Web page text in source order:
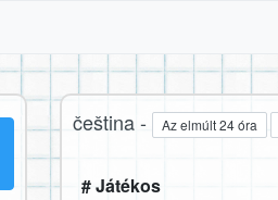
čeština - Az elmúlt 24 óra
# Játékos